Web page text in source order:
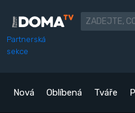
Partnerská
sekce
Nová Oblíbená Tváře